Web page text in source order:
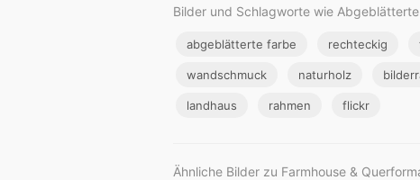
Bilder und Schlagworte wie
abgeblätterte farbe rechteckig
wandschmuck naturholz
landhaus rahmen flickr
Ähnliche Bilder zu Farmhouse &